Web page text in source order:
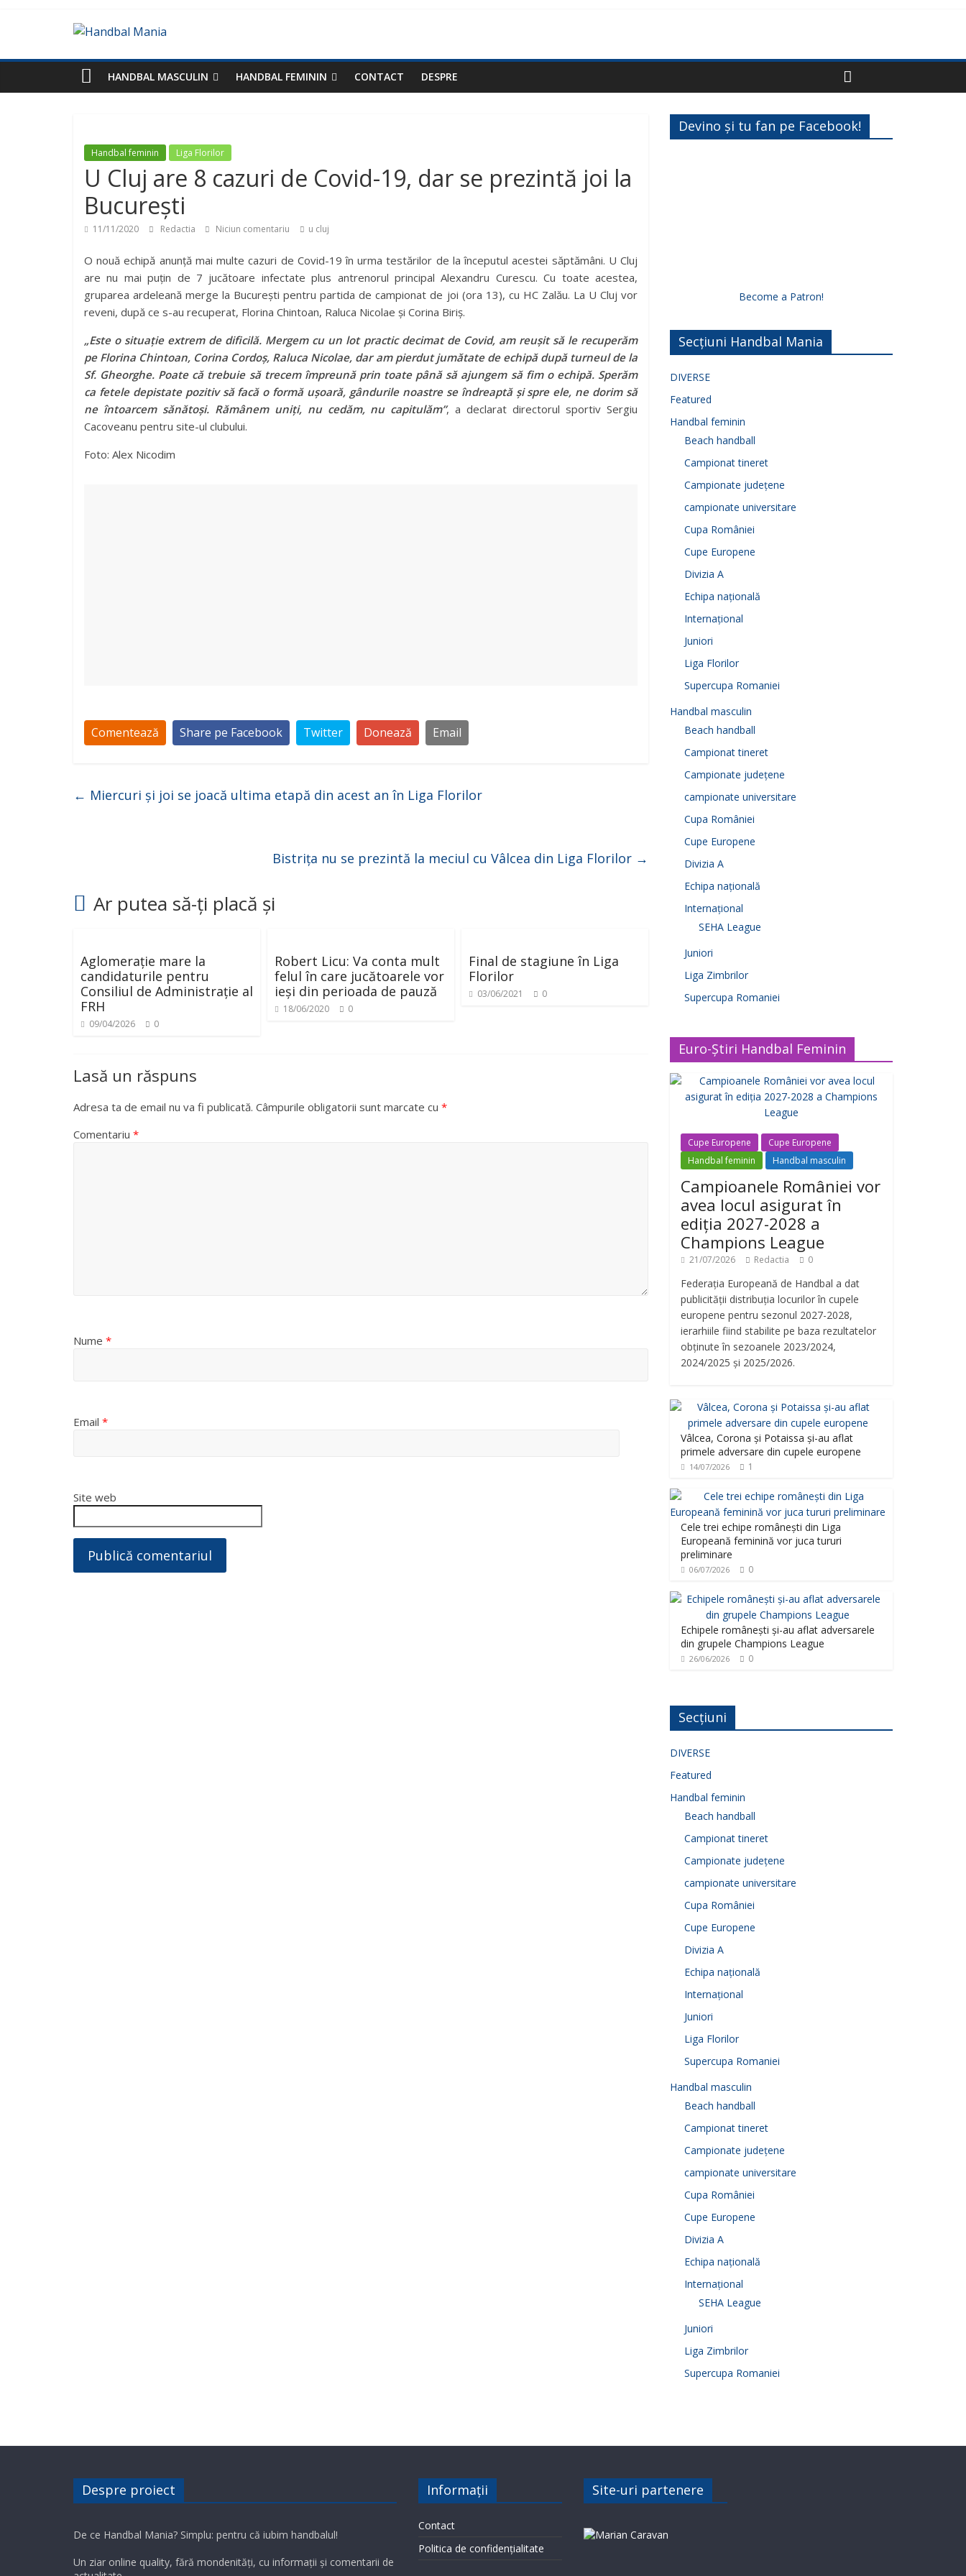
HANDBAL MASCULIN HANDBAL FEMININ CONTACT DESPRE
Handbal feminin Liga Florilor
U Cluj are 8 cazuri de Covid-19, dar se prezintă joi la
București
11/11/2020 Redactia Niciun comentariu u cluj
O nouă echipă anunță mai multe cazuri de Covid-19 în urma testărilor de la începutul acestei săptămâni. U Cluj
are nu mai puțin de 7 jucătoare infectate plus antrenorul principal Alexandru Curescu. Cu toate acestea,
gruparea ardeleană merge la București pentru partida de campionat de joi (ora 13), cu HC Zalău. La U Cluj vor
reveni, după ce s-au recuperat, Florina Chintoan, Raluca Nicolae și Corina Biriș.
„Este o situație extrem de dificilă. Mergem cu un lot practic decimat de Covid, am reușit să le recuperăm
pe Florina Chintoan, Corina Cordoș, Raluca Nicolae, dar am pierdut jumătate de echipă după turneul de la
Sf. Gheorghe. Poate că trebuie să trecem împreună prin toate până să ajungem să fim o echipă. Sperăm
ca fetele depistate pozitiv să facă o formă ușoară, gândurile noastre se îndreaptă și spre ele, ne dorim să
ne întoarcem sănătoși. Rămânem uniți, nu cedăm, nu capitulăm”, a declarat directorul sportiv Sergiu
Cacoveanu pentru site-ul clubului.
Foto: Alex Nicodim
Comentează Share pe Facebook Twitter Donează Email
← Miercuri și joi se joacă ultima etapă din acest an în Liga Florilor
Bistrița nu se prezintă la meciul cu Vâlcea din Liga Florilor →
Ar putea să-ți placă și
Aglomerație mare la
candidaturile pentru
Consiliul de Administrație al
FRH
09/04/2026 0
Robert Licu: Va conta mult
felul în care jucătoarele vor
ieși din perioada de pauză
18/06/2020 0
Final de stagiune în Liga
Florilor
03/06/2021 0
Lasă un răspuns
Adresa ta de email nu va fi publicată. Câmpurile obligatorii sunt marcate cu *
Comentariu *
Nume *
Email *
Site web
Devino și tu fan pe Facebook!
Become a Patron!
Secțiuni Handbal Mania
DIVERSE
Featured
Handbal feminin
Beach handball
Campionat tineret
Campionate județene
campionate universitare
Cupa României
Cupe Europene
Divizia A
Echipa națională
Internațional
Juniori
Liga Florilor
Supercupa Romaniei
Handbal masculin
Beach handball
Campionat tineret
Campionate județene
campionate universitare
Cupa României
Cupe Europene
Divizia A
Echipa națională
Internațional
SEHA League
Juniori
Liga Zimbrilor
Supercupa Romaniei
Euro-Știri Handbal Feminin
Cupe Europene
Cupe Europene
Handbal feminin
Handbal masculin
Campioanele României vor
avea locul asigurat în
ediția 2027-2028 a
Champions League
21/07/2026 Redactia 0
Federația Europeană de Handbal a dat
publicității distribuția locurilor în cupele
europene pentru sezonul 2027-2028,
ierarhiile fiind stabilite pe baza rezultatelor
obținute în sezoanele 2023/2024,
2024/2025 și 2025/2026.
Vâlcea, Corona și Potaissa și-au aflat
primele adversare din cupele europene
14/07/2026 1
Cele trei echipe românești din Liga
Europeană feminină vor juca tururi
preliminare
06/07/2026 0
Echipele românești și-au aflat adversarele
din grupele Champions League
26/06/2026 0
Secțiuni
DIVERSE
Featured
Handbal feminin
Beach handball
Campionat tineret
Campionate județene
campionate universitare
Cupa României
Cupe Europene
Divizia A
Echipa națională
Internațional
Juniori
Liga Florilor
Supercupa Romaniei
Handbal masculin
Beach handball
Campionat tineret
Campionate județene
campionate universitare
Cupa României
Cupe Europene
Divizia A
Echipa națională
Internațional
SEHA League
Juniori
Liga Zimbrilor
Supercupa Romaniei
Despre proiect
De ce Handbal Mania? Simplu: pentru că iubim handbalul!
Un ziar online quality, fără mondenități, cu informații și comentarii de
Informații
Contact
Politica de confidențialitate
Site-uri partenere